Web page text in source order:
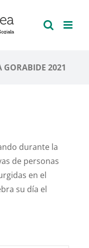
GORABIDE 2021
durante la
de personas
en el
su día el